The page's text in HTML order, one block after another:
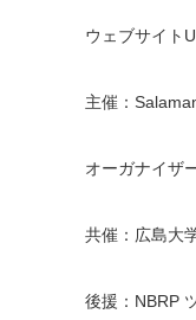
ウェブサイト
主催：
オーガナイ
共催：広島大
後援：NBRP